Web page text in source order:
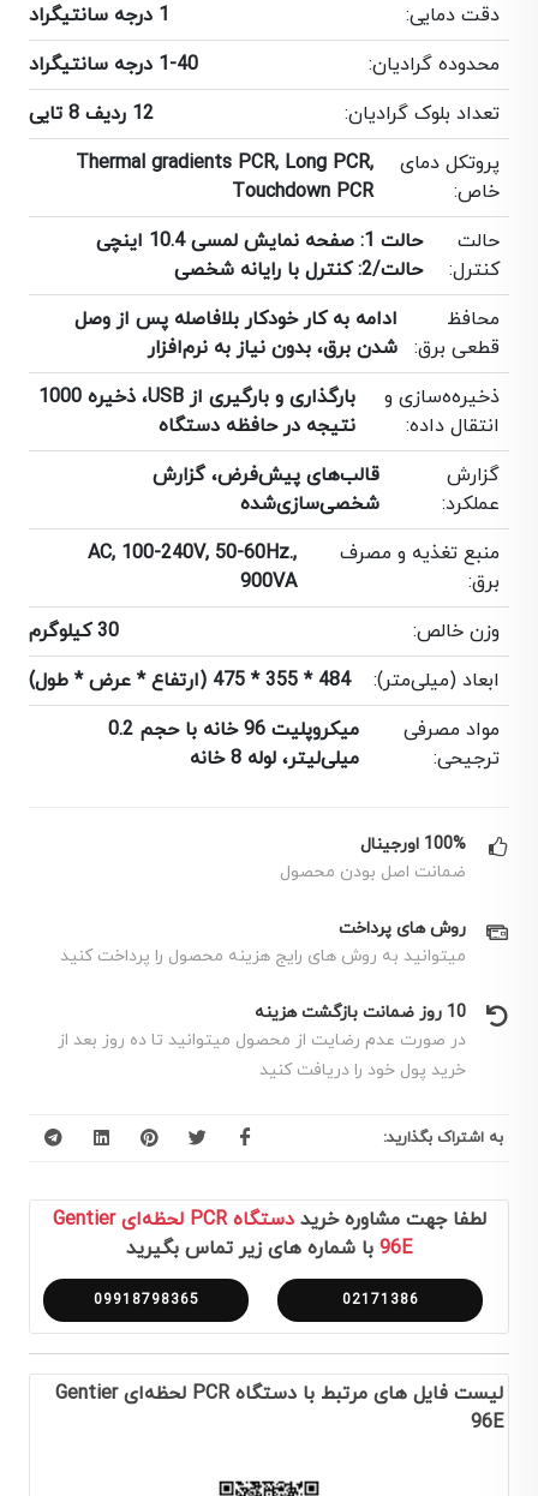
دقت دمایی:
1 درجه سانتیگراد
محدوده گرادیان:
1-40 درجه سانتیگراد
تعداد بلوک گرادیان:
12 ردیف 8 تایی
پروتکل دمای
خاص:
Thermal gradients PCR, Long PCR,
Touchdown PCR
حالت
کنترل:
حالت 1: صفحه نمایش لمسی 10.4 اینچی
حالت/2: کنترل با رایانه شخصی
محافظ
قطعی برق:
ادامه به کار خودکار بلافاصله پس از وصل
شدن برق، بدون نیاز به نرم‌افزار
ذخیره‌ه‌سازی و
انتقال داده:
بارگذاری و بارگیری از USB، ذخیره‌ 1000
نتیجه در حافظه دستگاه
گزارش
عملکرد:
قالب‌های پیش‌فرض، گزارش
شخصی‌سازی‌شده
منبع تغذیه و مصرف
برق:
AC, 100-240V, 50-60Hz.,
900VA
وزن خالص:
30 کیلوگرم
ابعاد (میلی‌متر):
484 * 355 * 475 (ارتفاع * عرض * طول)
مواد مصرفی
ترجیحی:
میکروپلیت 96 خانه با حجم 0.2
میلی‌لیتر، لوله 8 خانه
100% اورجینال
ضمانت اصل بودن محصول
روش های پرداخت
میتوانید به روش های رایج هزینه محصول را پرداخت کنید
10 روز ضمانت بازگشت هزینه
در صورت عدم رضایت از محصول میتوانید تا ده روز بعد از
خرید پول خود را دریافت کنید
به اشتراک بگذارید:
لطفا جهت مشاوره خرید
دستگاه PCR لحظه‌ای Gentier
96E با شماره های زیر تماس بگیرید
02171386
09918798365
لیست فایل های مرتبط با دستگاه PCR لحظه‌ای Gentier
96E